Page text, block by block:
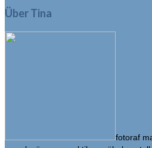
Über Tina
fotoraf